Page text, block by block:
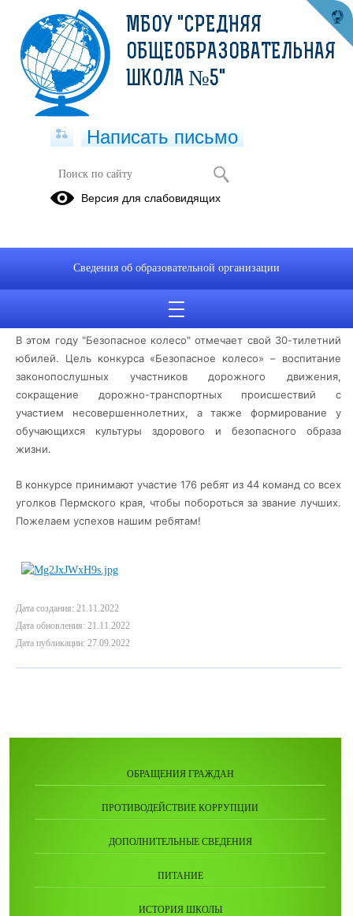
Краевой конкурс-фестиваль
"Безопасное колесо"
Отряд юных инспекторов движения "Дневной Дозор" пятой
краевом конкурсе-фестивале "Безопасное колесо".
В этом году "Безопасное колесо" отмечает свой 30-тилетний
юбилей. Цель конкурса «Безопасное колесо» – воспитание
законопослушных участников дорожного движения,
сокращение дорожно-транспортных происшествий с
участием несовершеннолетних, а также формирование у
обучающихся культуры здорового и безопасного образа
жизни.
В конкурсе принимают участие 176 ребят из 44 команд со всех
уголков Пермского края, чтобы побороться за звание лучших.
Пожелаем успехов нашим ребятам!
Дата создания: 21.11.2022
Дата обновления: 21.11.2022
Дата публикации: 27.09.2022
ОБРАЩЕНИЯ ГРАЖДАН
ПРОТИВОДЕЙСТВИЕ КОРРУПЦИИ
ДОПОЛНИТЕЛЬНЫЕ СВЕДЕНИЯ
ПИТАНИЕ
ИСТОРИЯ ШКОЛЫ
МБОУ "СРЕДНЯЯ
ОБЩЕОБРАЗОВАТЕЛЬНАЯ
ШКОЛА №5"
Написать письмо
Версия для слабовидящих
Сведения об образовательной организации